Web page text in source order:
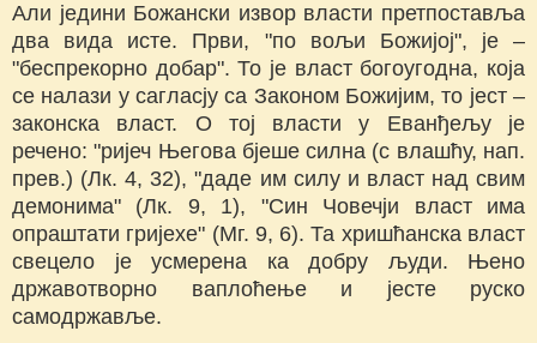
Али једини Божански извор власти претпоставља
два вида исте. Први, "по вољи Божијој", је –
"беспрекорно добар". То је власт богоугодна, која
се налази у сагласју са Законом Божијим, то јест –
законска власт. О тој власти у Еванђељу је
речено: "ријеч Његова бјеше силна (с влашћу, нап.
прев.) (Лк. 4, 32), "даде им силу и власт над свим
демонима" (Лк. 9, 1), "Син Човечји власт има
опраштати гријехе" (Мг. 9, 6). Та хришћанска власт
свецело је усмерена ка добру људи. Њено
државотворно ваплоћење и јесте руско
самодржавље.